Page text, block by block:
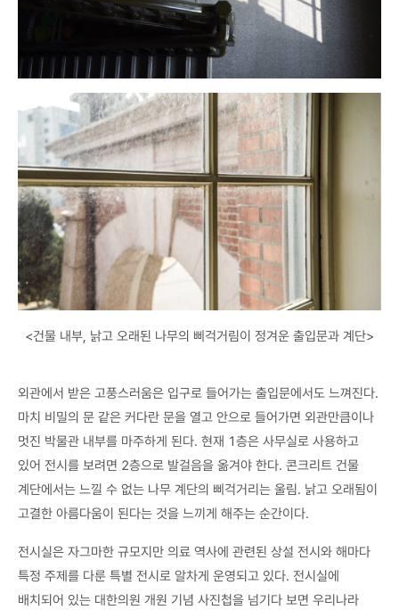
<건물 내부, 낡고 오래된 나무의 삐걱거림이 정겨운 출입문과 계단>
외관에서 받은 고풍스러움은 입구로 들어가는 출입문에서도 느껴진다.
마치 비밀의 문 같은 커다란 문을 열고 안으로 들어가면 외관만큼이나
멋진 박물관 내부를 마주하게 된다. 현재 1층은 사무실로 사용하고
있어 전시를 보려면 2층으로 발걸음을 옮겨야 한다. 콘크리트 건물
계단에서는 느낄 수 없는 나무 계단의 삐걱거리는 울림. 낡고 오래됨이
고결한 아름다움이 된다는 것을 느끼게 해주는 순간이다.
전시실은 자그마한 규모지만 의료 역사에 관련된 상설 전시와 해마다
특정 주제를 다룬 특별 전시로 알차게 운영되고 있다. 전시실에
배치되어 있는 대한의원 개원 기념 사진첩을 넘기다 보면 우리나라